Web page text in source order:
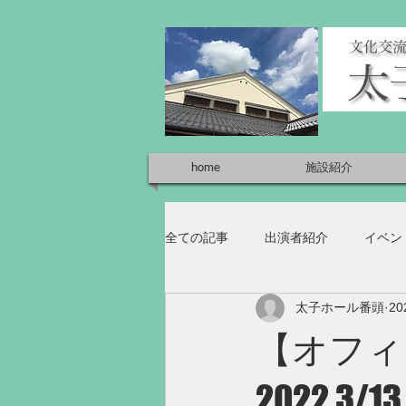
home 施設紹介
全ての記事 出演者紹介 イベン
【オフ
太子ホール番頭